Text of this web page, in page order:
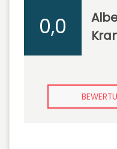
0,0